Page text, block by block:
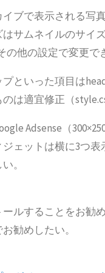
ブで表示される写
サムネイルのサイ
の他の設定で変更で
といった項目は
は適宜修正（
Adsense（
ェットは横に3つ
。
ルすることをお勧
勧めしたい。